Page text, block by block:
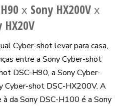
x Sony HX200V x
HX20V
Cyber-shot levar para casa,
entre a Sony Cyber-shot
DSC-H90, a Sony Cyber-
Cyber-shot DSC-HX200V. A
da Sony DSC-H100 é a Sony